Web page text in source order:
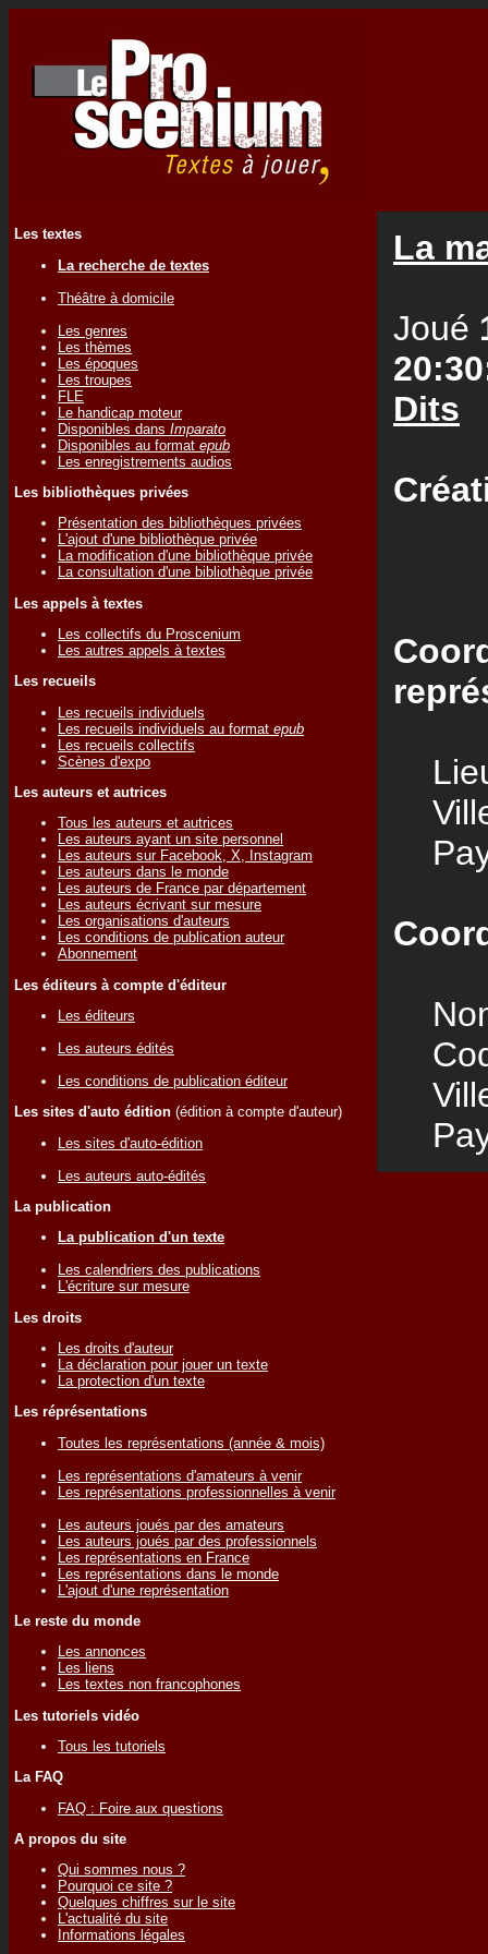
Les textes
La recherche de textes
Théâtre à domicile
Les genres
Les thèmes
Les époques
Les troupes
FLE
Le handicap moteur
Disponibles dans Imparato
Disponibles au format epub
Les enregistrements audios
Les bibliothèques privées
Présentation des bibliothèques privées
L'ajout d'une bibliothèque privée
La modification d'une bibliothèque privée
La consultation d'une bibliothèque privée
Les appels à textes
Les collectifs du Proscenium
Les autres appels à textes
Les recueils
Les recueils individuels
Les recueils individuels au format epub
Les recueils collectifs
Scènes d'expo
Les auteurs et autrices
Tous les auteurs et autrices
Les auteurs ayant un site personnel
Les auteurs sur Facebook, X, Instagram
Les auteurs dans le monde
Les auteurs de France par département
Les auteurs écrivant sur mesure
Les organisations d'auteurs
Les conditions de publication auteur
Abonnement
Les éditeurs à compte d'éditeur
Les éditeurs
Les auteurs édités
Les conditions de publication éditeur
Les sites d'auto édition (édition à compte d'auteur)
Les sites d'auto-édition
Les auteurs auto-édités
La publication
La publication d'un texte
Les calendriers des publications
L'écriture sur mesure
Les droits
Les droits d'auteur
La déclaration pour jouer un texte
La protection d'un texte
Les réprésentations
Toutes les représentations (année & mois)
Les représentations d'amateurs à venir
Les représentations professionnelles à venir
Les auteurs joués par des amateurs
Les auteurs joués par des professionnels
Les représentations en France
Les représentations dans le monde
L'ajout d'une représentation
Le reste du monde
Les annonces
Les liens
Les textes non francophones
Les tutoriels vidéo
Tous les tutoriels
La FAQ
FAQ : Foire aux questions
A propos du site
Qui sommes nous ?
Pourquoi ce site ?
Quelques chiffres sur le site
L'actualité du site
Informations légales
La
Joué
Dits